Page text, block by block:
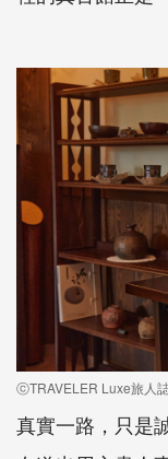
ⓒTRAVELER Luxe旅人
真實一路，只是